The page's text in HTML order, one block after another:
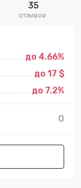
35
отзывов
до 4.66%
до 17 $
до 7.2%
0